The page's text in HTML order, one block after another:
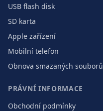
USB flash disk
SD karta
Apple zařízení
Mobilní telefon
Obnova smazaných souborů
PRÁVNÍ INFORMACE
Obchodní podmínky